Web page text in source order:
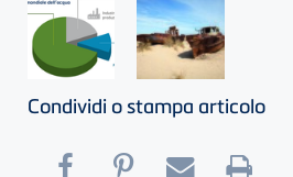
Condividi o stampa articolo